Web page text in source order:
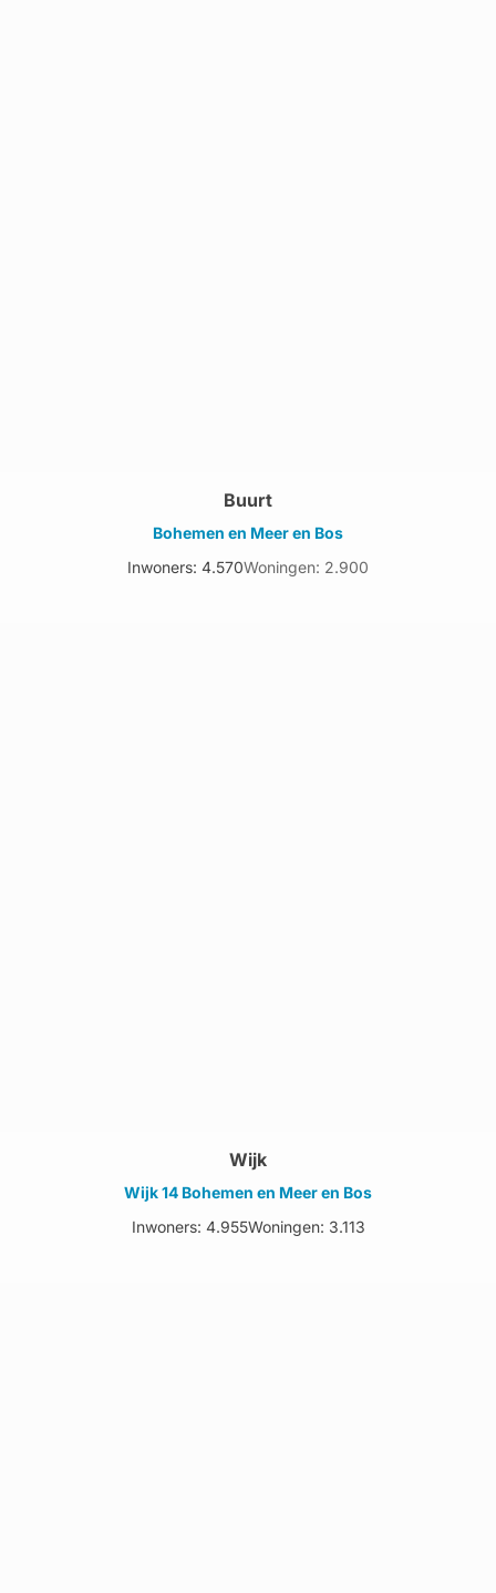
Buurt
Bohemen en Meer en Bos
Inwoners: 4.570Woningen: 2.900
Wijk
Wijk 14 Bohemen en Meer en Bos
Inwoners: 4.955Woningen: 3.113